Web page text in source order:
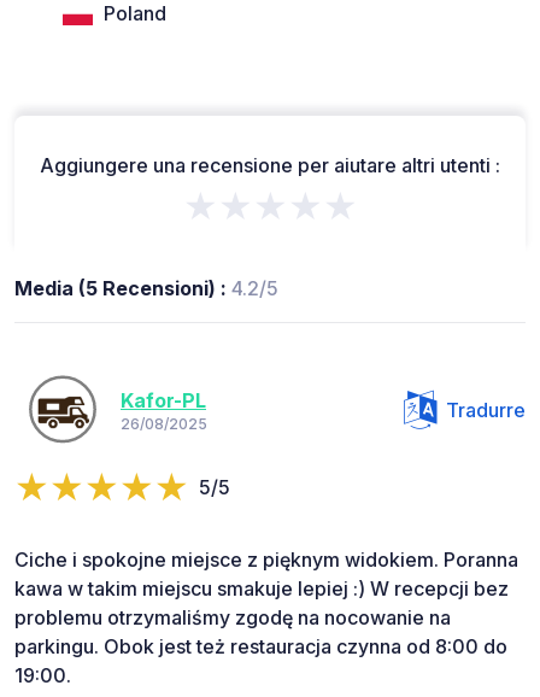
Poland
Aggiungere una recensione per aiutare altri utenti :
★★★★★
Media (5 Recensioni) : 4.2/5
Kafor-PL
26/08/2025
Tradurre
5/5
Ciche i spokojne miejsce z pięknym widokiem. Poranna
kawa w takim miejscu smakuje lepiej :) W recepcji bez
problemu otrzymaliśmy zgodę na nocowanie na
parkingu. Obok jest też restauracja czynna od 8:00 do
19:00.